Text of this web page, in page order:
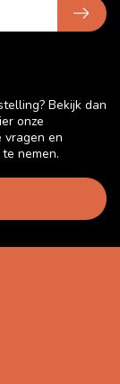
Bekijk dan
onze
vragen en
nemen.